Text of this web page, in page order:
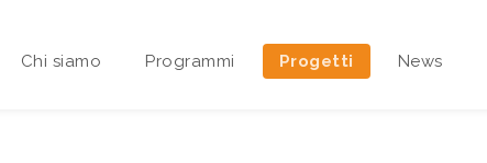
Chi siamo Programmi Progetti News